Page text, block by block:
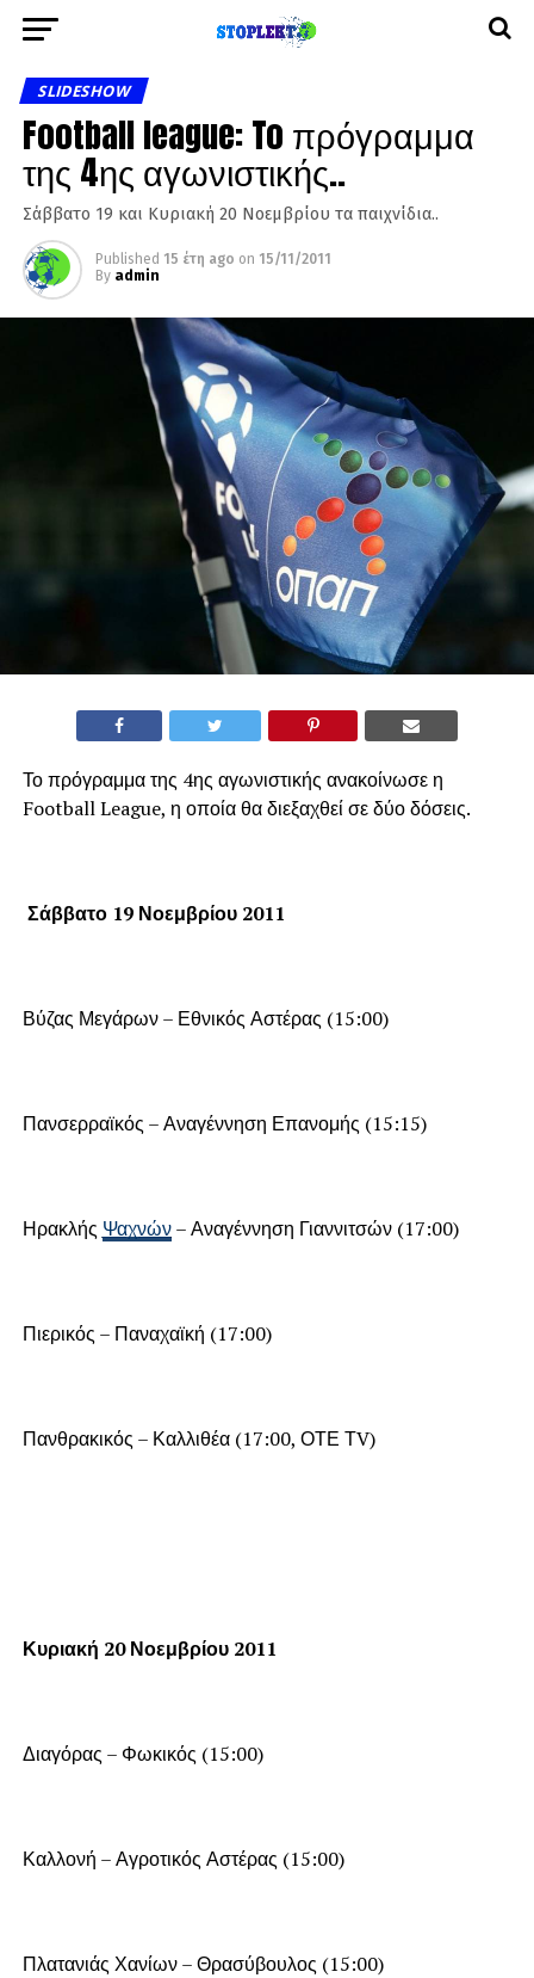
SLIDESHOW
Football league: To πρόγραμμα
της 4ης αγωνιστικής..
Σάββατο 19 και Κυριακή 20 Νοεμβρίου τα παιχνίδια..
Published 15 έτη ago on 15/11/2011
By admin
Το πρόγραμμα της 4ης αγωνιστικής ανακοίνωσε η
Football League, η οποία θα διεξαχθεί σε δύο δόσεις.
Σάββατο 19 Νοεμβρίου 2011
Βύζας Μεγάρων – Εθνικός Αστέρας (15:00)
Πανσερραϊκός – Αναγέννηση Επανομής (15:15)
Ηρακλής Ψαχνών– Αναγέννηση Γιαννιτσών (17:00)
Πιερικός – Παναχαϊκή (17:00)
Πανθρακικός – Καλλιθέα (17:00, ΟΤΕ ΤV)
Κυριακή 20 Νοεμβρίου 2011
Διαγόρας – Φωκικός (15:00)
Καλλονή – Αγροτικός Αστέρας (15:00)
Πλατανιάς Χανίων – Θρασύβουλος (15:00)